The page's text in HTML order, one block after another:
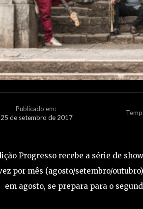
Publicado em:
25 de setembro de 2017
Progresso recebe a série de
por mês (agosto/setembro/
em agosto, se prepara para o